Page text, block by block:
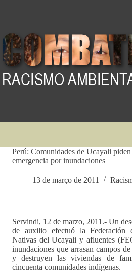
Perú: Comunidades de Ucayali
emergencia por inundaciones
13 de março de 2011
Servindi, 12 de marzo, 2011.- Un
de auxilio efectuó la Federación
Nativas del Ucayali y afluentes
inundaciones que arrasan campos
y destruyen las viviendas de
cincuenta comunidades indígenas.